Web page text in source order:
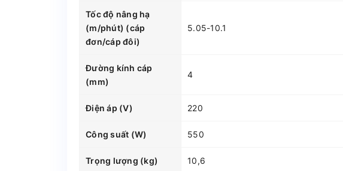
Tốc độ nâng hạ
(m/phút) (cáp
đơn/cáp đôi)
5.05-10.1
Đường kính cáp
(mm)
4
Điện áp (V) 220
Công suất (W) 550
Trọng lượng (kg) 10,6